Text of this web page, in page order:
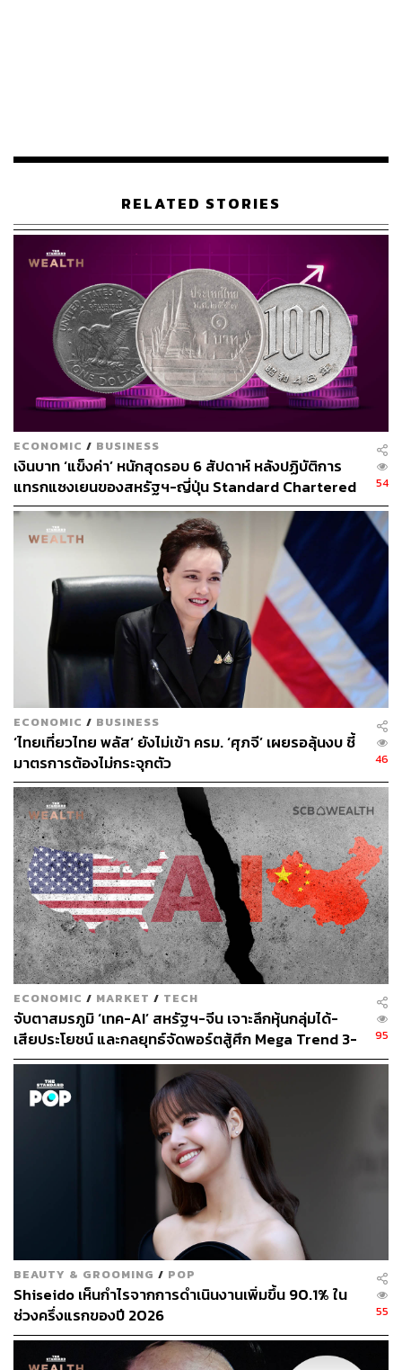
“การทำธุรกรรมนี้จะช่วยเพิ่มความแข็งแกร่งด้านฐานะการ
เงินและสภาพคล่องของบริษัทฯ พร้อมเพิ่มความยืดหยุ่น
ทางการเงินเพื่อรองรับโอกาสการทางธุรกิจใหม่ๆ ในอนาคต
โดยคาดว่าจะสามารถรับรู้กำไรจากการจำหน่ายเงินลงทุนดัง
กล่าวได้ภายในไตรมาส 3 ปี 2569” รวีกล่าวเพิ่มเติม
ทั้งนี้ บริษัทฯ มีแผนนำเงินที่ได้รับไปลงทุนตามยุทธศาสตร์ใน
ธุรกิจพลังงานสะอาดและโครงสร้างพื้นฐานที่เกี่ยวเนื่อง
ตลอดจนชำระคืนเงินกู้บางส่วน และใช้เป็นเงินทุนหมุนเวียน
เพื่อสนับสนุนการเติบโตของบริษัทฯ อย่างยั่งยืนในระยะยาว
สามารถติดตาม THE STANDARD WEALTH
ผ่านแอปพลิเคชันต่างๆ ที่คุณสะดวกหรือใช้งานอยู่แล้วได้เลย
TAGS: Pennsylvania ก๊าซธรรมชาติ
หุ้นโรงไฟฟ้า
บริษัท บีซีพีจี จำกัด (มหาชน) USA
104
ABOUT THE AUTHOR
ประลองยุทธ ผงงอย
THE STANDARD WEALTH Feature Editor
RELATED STORIES
ECONOMIC / BUSINESS
เงินบาท ‘แข็งค่า’ หนักสุดรอบ 6 สัปดาห์ หลังปฏิบัติการ
แทรกแซงเยนของสหรัฐฯ-ญี่ปุ่น Standard Chartered
เปิดเป้าสิ้นปีนี้จ่อแข็งต่อแตะ 32.50 บาทต่อดอลลาร์
54
ECONOMIC / BUSINESS
‘ไทยเที่ยวไทย พลัส’ ยังไม่เข้า ครม. ‘ศุภจี’ เผยรอลุ้นงบ ชี้
มาตรการต้องไม่กระจุกตัว
46
ECONOMIC / MARKET / TECH
จับตาสมรภูมิ ‘เทค-AI’ สหรัฐฯ-จีน เจาะลึกหุ้นกลุ่มได้-
เสียประโยชน์ และกลยุทธ์จัดพอร์ตสู้ศึก Mega Trend 3-
5 ปีข้างหน้า
95
BEAUTY & GROOMING / POP
Shiseido เห็นกำไรจากการดำเนินงานเพิ่มขึ้น 90.1% ใน
ช่วงครึ่งแรกของปี 2026
55